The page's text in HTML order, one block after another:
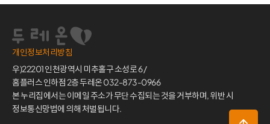
개인정보처리방침
우)22201 인천광역시 미추홀구 소성로 6 /
홈플러스 인하점 2층 두레온 032-873-0966
본 누리집에서는 이메일 주소가 무단 수집되는 것을 거부하며, 위반 시
정보통신망법에 의해 처벌됩니다.